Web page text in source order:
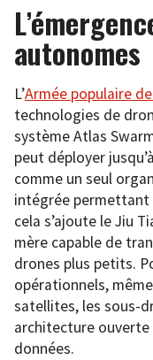
autonomes
L’Armée populaire
technologies de
système Atlas
peut déployer
comme un seul
intégrée permettant
cela s’ajoute le Jiu
mère capable de
drones plus petits.
opérationnels,
satellites, les sous-
architecture ouverte
données.